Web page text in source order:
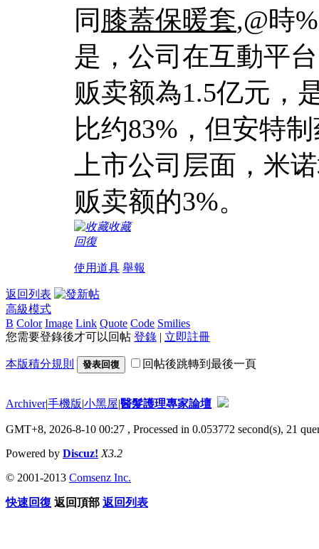
同 膝蓋保暖套,@時
是，公司在互動平
贩卖额為1.5亿元，
比约83%，但安特
上市公司层面，米
贩卖额的3%。
收藏
回復
使用道具 舉報
返回列表
高級模式
B Color Image Link Quote Code Smilies
您需要登錄後才可以回帖 登錄 | 立即註冊
本版積分規則 發表回復 回帖後跳轉到最後一頁
Archiver|手機版|小黑屋|醫髮護理專家論壇
GMT+8, 2026-8-10 00:27 , Processed in 0.053772 second(s), 21
Powered by Discuz! X3.2
© 2001-2013 Comsenz Inc.
快速回復 返回頂部 返回列表